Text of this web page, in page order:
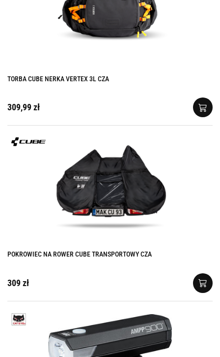
TORBA CUBE NERKA VERTEX 3L CZA
309,99 zł
POKROWIEC NA ROWER CUBE TRANSPORTOWY CZA
309 zł